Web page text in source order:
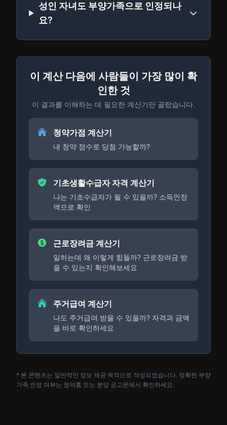
성인 자녀도 부양가족으로 인정되나
요?
이 계산 다음에 사람들이 가장 많이 확
인한 것
이 결과를 이해하는 데 필요한 계산기만 골랐습니다.
청약가점 계산기
내 청약 점수로 당첨 가능할까?
기초생활수급자 자격 계산기
나는 기초수급자가 될 수 있을까? 소득인정
액으로 확인
근로장려금 계산기
일하는데 왜 이렇게 힘들까? 근로장려금 받
을 수 있는지 확인해보세요
주거급여 계산기
나도 주거급여 받을 수 있을까? 자격과 금액
을 바로 확인하세요
* 본 콘텐츠는 일반적인 정보 제공 목적으로 작성되었습니다. 정확한 부양
가족 인정 여부는 청약홈 또는 분양 공고문에서 확인하세요.